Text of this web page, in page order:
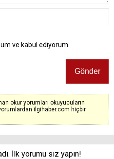
ve kabul ediyorum.
okur yorumları okuyucuların
ilgihaber.com hiçbir
İlk yorumu siz yapın!